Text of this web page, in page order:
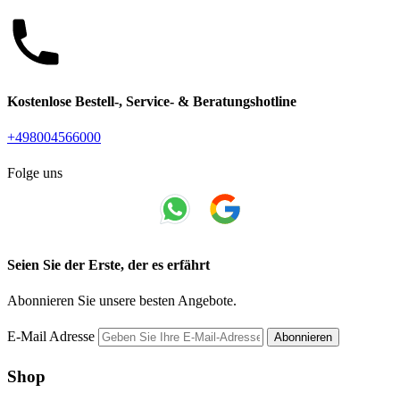
Kostenlose Bestell-, Service- & Beratungshotline
+498004566000
Folge uns
Seien Sie der Erste, der es erfährt
Abonnieren Sie unsere besten Angebote.
E-Mail Adresse Abonnieren
Shop